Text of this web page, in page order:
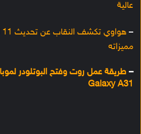
عالية
–
مميزاته
– طريقة عمل روت وفتح البوتلودر
Galaxy A31